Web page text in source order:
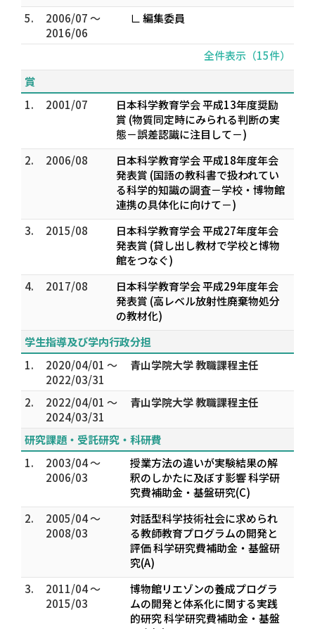
5.
2006/07 ～
2016/06
∟ 編集委員
全件表示（15件）
賞
1.
2001/07
日本科学教育学会 平成13年度奨励
賞 (物質同定時にみられる判断の実
態－誤差認識に注目して－)
2.
2006/08
日本科学教育学会 平成18年度年会
発表賞 (国語の教科書で扱われてい
る科学的知識の調査－学校・博物館
連携の具体化に向けて－)
3.
2015/08
日本科学教育学会 平成27年度年会
発表賞 (貸し出し教材で学校と博物
館をつなぐ)
4.
2017/08
日本科学教育学会 平成29年度年会
発表賞 (高レベル放射性廃棄物処分
の教材化)
学生指導及び学内行政分担
1.
2020/04/01 ～
2022/03/31
青山学院大学 教職課程主任
2.
2022/04/01 ～
2024/03/31
青山学院大学 教職課程主任
研究課題・受託研究・科研費
1.
2003/04 ～
2006/03
授業方法の違いが実験結果の解
釈のしかたに及ぼす影響 科学研
究費補助金・基盤研究(C)
2.
2005/04 ～
2008/03
対話型科学技術社会に求められ
る教師教育プログラムの開発と
評価 科学研究費補助金・基盤研
究(A)
3.
2011/04 ～
2015/03
博物館リエゾンの養成プログラ
ムの開発と体系化に関する実践
的研究 科学研究費補助金・基盤